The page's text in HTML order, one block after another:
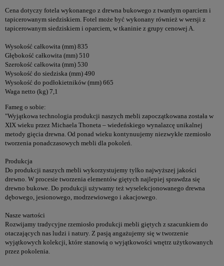
Cena dotyczy fotela wykonanego z drewna bukowego z twardym oparciem i
tapicerowanym siedziskiem. Fotel może być wykonany również w wersji z
tapicerowanym siedziskiem i oparciem, w tkaninie z grupy cenowej A.
Wysokość całkowita (mm) 835
Głębokość całkowita (mm) 510
Szerokość całkowita (mm) 530
Wysokość do siedziska (mm) 490
Wysokość do podłokietników (mm) 665
Waga netto (kg) 7,1
Fameg o sobie:
"Wyjątkowa technologia produkcji naszych mebli zapoczątkowana została w
XIX wieku przez Michaela Thoneta – wiedeńskiego wynalazcę unikalnej
metody gięcia drewna. Od ponad wieku kontynuujemy niezwykłe rzemiosło
tworzenia ponadczasowych mebli dla pokoleń.
Produkcja
Do produkcji naszych mebli wykorzystujemy tylko najwyższej jakości
drewno. W procesie tworzenia elementów giętych najlepiej sprawdza się
drewno bukowe. Do produkcji używamy też wyselekcjonowanego drewna
dębowego, jesionowego, modrzewiowego i akacjowego.
Nasze wartości
Rozwijamy tradycyjne rzemiosło produkcji mebli giętych z szacunkiem do
otaczających nas ludzi i natury. Z pasją angażujemy się w tworzenie
wyjątkowych kolekcji, które stanowią o wyjątkowości wnętrz użytkowanych
przez pokolenia.